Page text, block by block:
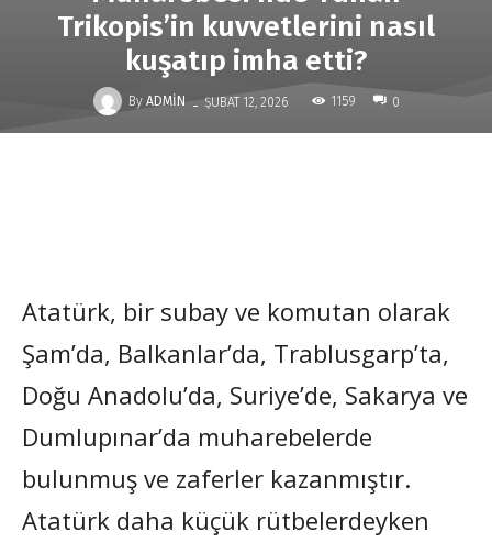
Trikopis’in kuvvetlerini nasıl
kuşatıp imha etti?
By ADMIN - ŞUBAT 12, 2026 1159 0
Atatürk, bir subay ve komutan olarak
Şam’da, Balkanlar’da, Trablusgarp’ta,
Doğu Anadolu’da, Suriye’de, Sakarya ve
Dumlupınar’da muharebelerde
bulunmuş ve zaferler kazanmıştır.
Atatürk daha küçük rütbelerdeyken